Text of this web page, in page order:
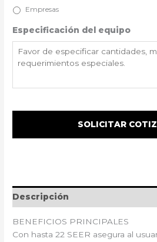
Empresas
Especificación del equipo
Descripción
BENEFICIOS PRINCIPALES
Con hasta 22 SEER asegura al